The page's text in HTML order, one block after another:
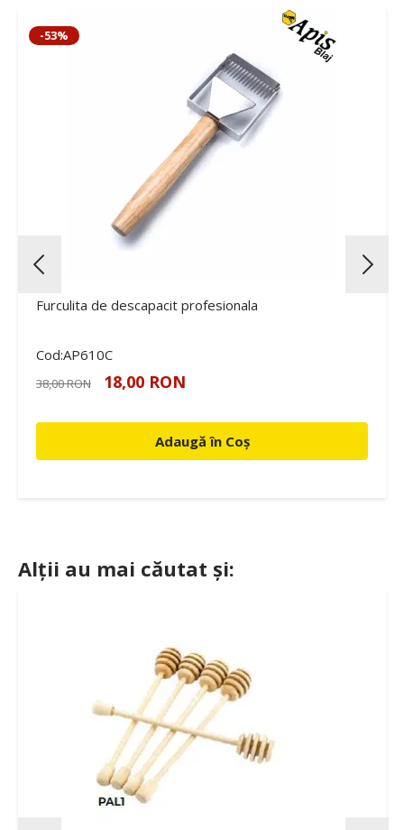
-53%
Furculita de descapacit profesionala
Cod:AP610C
38,00 RON 18,00 RON
Adaugă în Coș
Alții au mai căutat și: